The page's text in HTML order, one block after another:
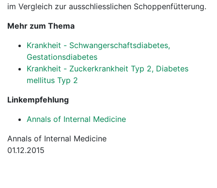
im Vergleich zur ausschliesslichen Schoppenfütterung.
Mehr zum Thema
Krankheit - Schwangerschaftsdiabetes,
Gestationsdiabetes
Krankheit - Zuckerkrankheit Typ 2, Diabetes
mellitus Typ 2
Linkempfehlung
Annals of Internal Medicine
Annals of Internal Medicine
01.12.2015